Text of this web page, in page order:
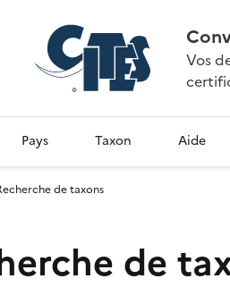
Vos
Pays Taxon Aide
de taxons
de